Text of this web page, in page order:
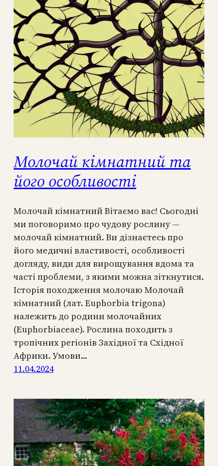
Молочай кімнатний та
його особливості
Молочай кімнатний Вітаємо вас! Сьогодні
ми поговоримо про чудову рослину —
молочай кімнатний. Ви дізнаєтесь про
його медичні властивості, особливості
догляду, види для вирощування вдома та
часті проблеми, з якими можна зіткнутися.
Історія походження молочаю Молочай
кімнатний (лат. Euphorbia trigona)
належить до родини молочайних
(Euphorbiaceae). Рослина походить з
тропічних регіонів Західної та Східної
Африки. Умови…
11.04.2024